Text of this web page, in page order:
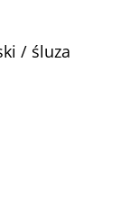
/ śluza